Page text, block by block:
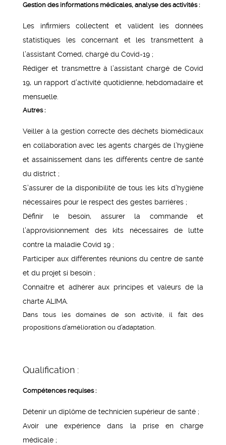
Gestion des informations médicales, analyse des activités :
Les infirmiers collectent et valident les données
statistiques les concernant et les transmettent à
l’assistant Comed, chargé du Covid-19 ;
Rédiger et transmettre à l’assistant chargé de Covid
19, un rapport d’activité quotidienne, hebdomadaire et
mensuelle.
Autres :
Veiller à la gestion correcte des déchets biomédicaux
en collaboration avec les agents chargés de l’hygiène
et assainissement dans les différents centre de santé
du district ;
S’assurer de la disponibilité de tous les kits d’hygiène
nécessaires pour le respect des gestes barrières ;
Définir le besoin, assurer la commande et
l’approvisionnement des kits nécessaires de lutte
contre la maladie Covid 19 ;
Participer aux différentes réunions du centre de santé
et du projet si besoin ;
Connaitre et adhérer aux principes et valeurs de la
charte ALIMA.
Dans tous les domaines de son activité, il fait des
propositions d’amélioration ou d’adaptation.
Qualification :
Compétences requises :
Détenir un diplôme de technicien supérieur de santé ;
Avoir une expérience dans la prise en charge
médicale ;